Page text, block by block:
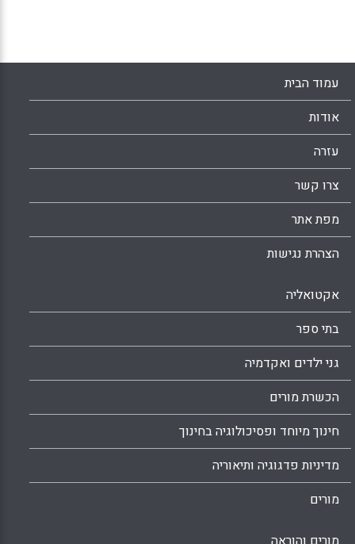
כעל מערכת חינוך אחת ( מיכל גלבוע אטר ויעל
שורצברג ) .עמוד הבית
אודות
עזרה
צרו קשר
מפת אתר
הצהרת נגישות
אקטואליה
בתי ספר
גני ילדים ואקדמיה
הכשרת מורים
חינוך מיוחד ופסיכולוגיה בחינוך
מדיניות פדגוגיה ותיאוריה
מורים